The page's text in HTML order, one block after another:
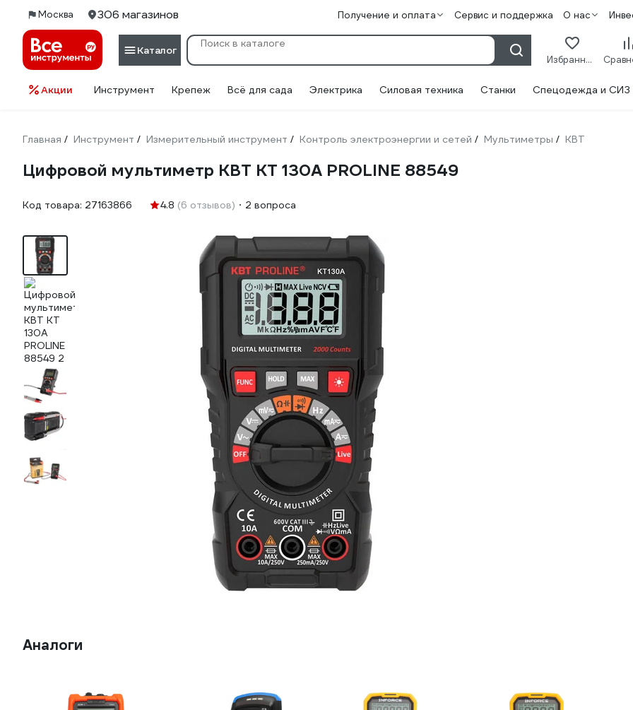
Москва 306 магазинов Получение и оплата Сервис и поддержка О нас
Каталог
Избранное
Акции Инструмент Крепеж Всё для сада Электрика Силовая техника Станки Спецодежда и СИЗ
Главная / Инструмент / Измерительный инструмент / Контроль электроэнергии и сетей / Мультиметры / КВТ
Цифровой мультиметр КВТ KT 130A PROLINE 88549
Код товара: 27163866 4.8 (6 отзывов) 2 вопроса
Аналоги